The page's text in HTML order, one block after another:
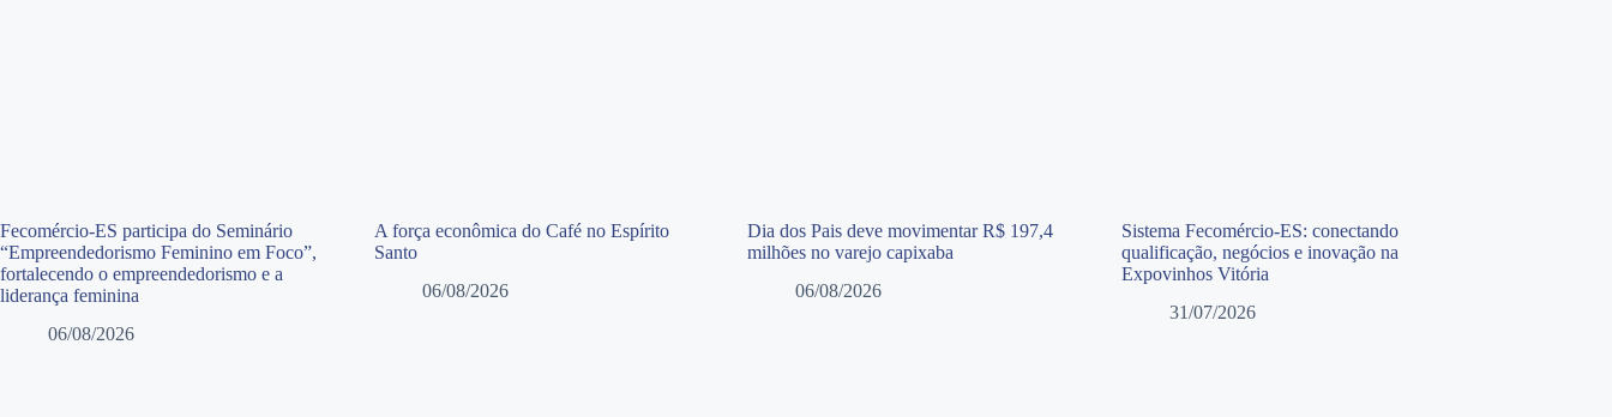
Fecomércio-ES participa do Seminário
“Empreendedorismo Feminino em Foco”,
fortalecendo o empreendedorismo e a
liderança feminina
06/08/2026
A força econômica do Café no Espírito
Santo
06/08/2026
Dia dos Pais deve movimentar R$ 197,4
milhões no varejo capixaba
06/08/2026
Sistema Fecomércio-ES: conectando
qualificação, negócios e inovação na
Expovinhos Vitória
31/07/2026